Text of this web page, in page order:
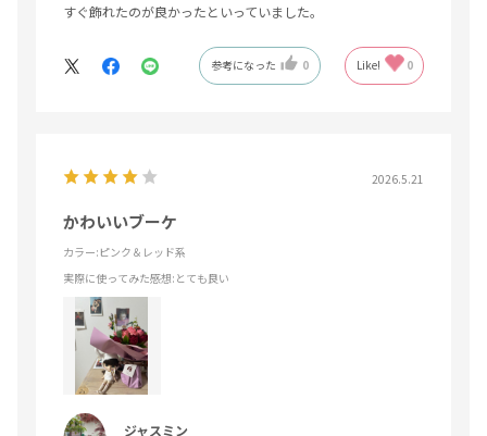
すぐ飾れたのが良かったといっていました。
参考になった 0 Like! 0
2026.5.21
かわいいブーケ
カラー:ピンク＆レッド系
実際に使ってみた感想:とても良い
ジャスミン